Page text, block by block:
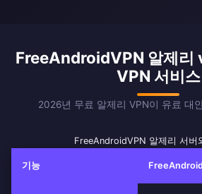
FreeAndroidVPN 알제리
VPN 서비스
2026년 무료 알제리 VPN이 유료 대
FreeAndroidVPN 알제리 서버
기능